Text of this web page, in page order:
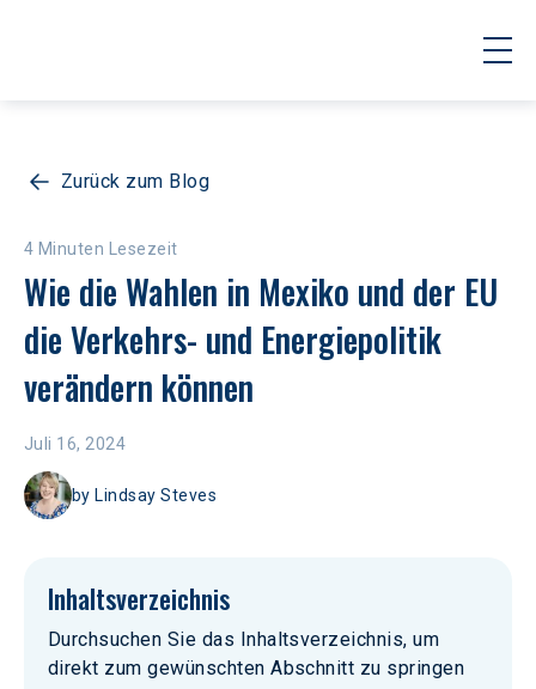
Zurück zum Blog
4 Minuten Lesezeit
Wie die Wahlen in Mexiko und der EU
die Verkehrs- und Energiepolitik
verändern können
Juli 16, 2024
by Lindsay Steves
Inhaltsverzeichnis
Durchsuchen Sie das Inhaltsverzeichnis, um
direkt zum gewünschten Abschnitt zu springen